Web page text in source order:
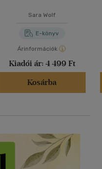
Sara Wolf
E-könyv
Árinformációk
Kiadói ár: 4 499 Ft
Kosárba